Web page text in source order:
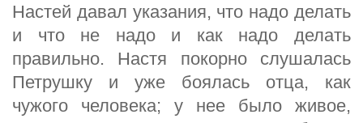
Настей давал указания, что надо делать
и что не надо и как надо делать
правильно. Настя покорно слушалась
Петрушку и уже боялась отца, как
чужого человека; у нее было живое,